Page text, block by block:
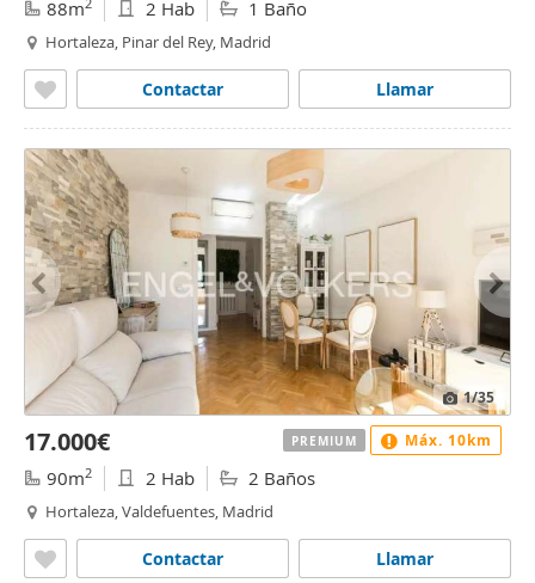
88m 2 Hab 1 Baño
Hortaleza, Pinar del Rey, Madrid
Llamar
Contactar
1/35
17.000€
90m2 2 Hab 2 Baños
Hortaleza, Valdefuentes, Madrid
Llamar
Contactar
PREMIUM Máx. 10km